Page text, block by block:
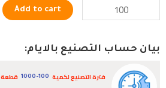
Add to cart
بيان حساب التصنيع بالايام:
فترة التصنيع لكمية 1000-100 قطعة